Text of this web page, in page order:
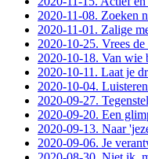
2020-11-08. Zoeken
2020-11-01. Zalige
2020-10-25. Vrees
2020-10-18. Van wie
2020-10-11. Laat je
2020-10-04.
2020-09-27.
2020-09-20. Een
2020-09-13. Naar
2020-09-06. Je